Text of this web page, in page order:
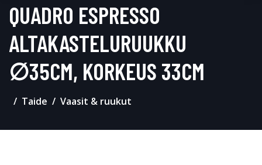
QUADRO ESPRESSO
ALTAKASTELURUUKKU
∅35CM, KORKEUS 33CM
Taide Vaasit & ruukut